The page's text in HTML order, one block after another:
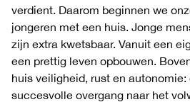
verdient. Daarom beginnen we
jongeren met een huis. Jonge
zijn extra kwetsbaar. Vanuit een
een prettig leven opbouwen.
huis veiligheid, rust en autonomie:
succesvolle overgang naar het